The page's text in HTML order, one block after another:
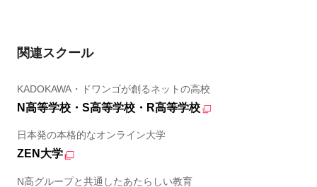
関連スクール
KADOKAWA・ドワンゴが創るネットの高校
N高等学校・S高等学校・R高等学校
日本発の本格的なオンライン大学
ZEN大学
N高グループと共通したあたらしい教育